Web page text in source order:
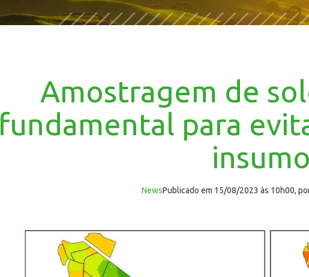
Amostragem de
fundamental para
News publicado em 15/08/2023 às 10h00,